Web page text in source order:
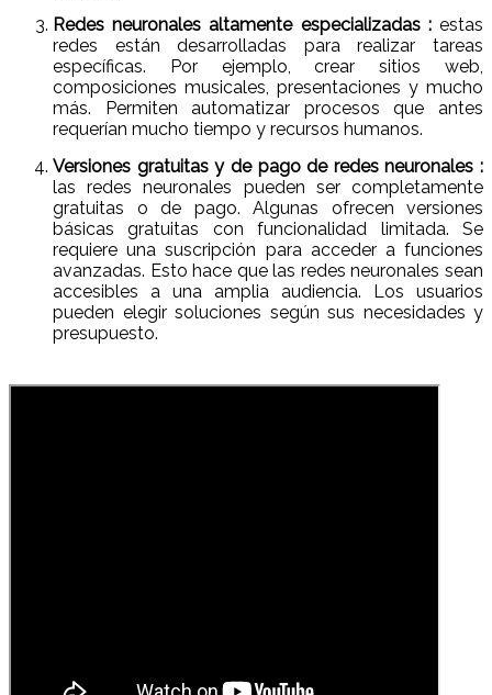
Redes neuronales altamente especializadas :estas
redes están desarrolladas para realizar tareas
específicas. Por ejemplo, crear sitios web,
composiciones musicales, presentaciones y mucho
más. Permiten automatizar procesos que antes
requerían mucho tiempo y recursos humanos.
Versiones gratuitas y de pago de redes neuronales :
las redes neuronales pueden ser completamente
gratuitas o de pago. Algunas ofrecen versiones
básicas gratuitas con funcionalidad limitada. Se
requiere una suscripción para acceder a funciones
avanzadas. Esto hace que las redes neuronales sean
accesibles a una amplia audiencia. Los usuarios
pueden elegir soluciones según sus necesidades y
presupuesto.